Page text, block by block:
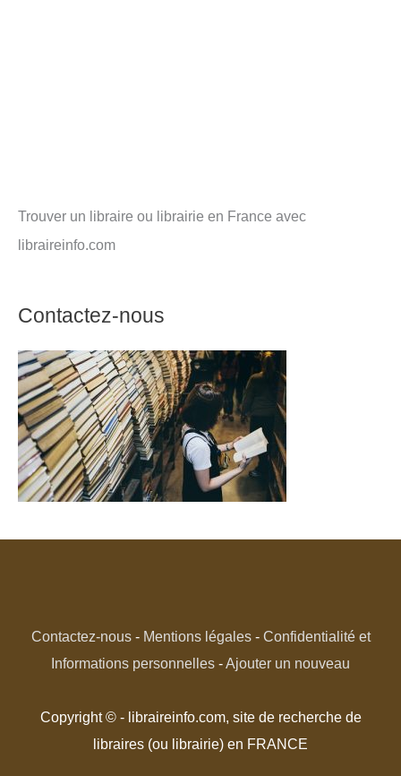
Trouver un libraire ou librairie en France avec
libraireinfo.com
Contactez-nous
Contactez-nous- Mentions légales- Confidentialité et
Informations personnelles -Ajouter un nouveau
Copyright © - libraireinfo.com, site de recherche de
libraires (ou librairie) en FRANCE